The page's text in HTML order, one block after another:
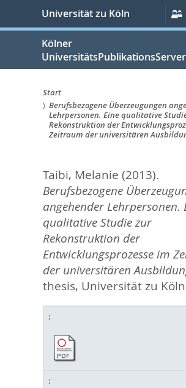
springen
Universität zu Köln
Kölner
UniversitätsPublikationsServer
Sie
sind
Start
Berufsbezogene Überzeugungen
Lehrpersonen. Eine qualitative
Rekonstruktion der
Zeitraum der universitären
Taibi, Melanie (2013).
Berufsbezogene
angehender Lehrpersonen.
qualitative Studie zur
Rekonstruktion der
Entwicklungsprozesse im
der universitären
thesis, Universität zu